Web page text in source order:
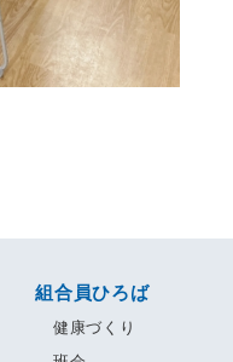
組合員ひろば
健康づくり